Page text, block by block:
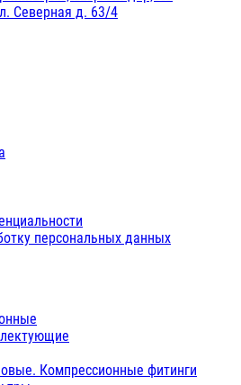
Северная д. 63/4
персональных данных
Компрессионные фитинги